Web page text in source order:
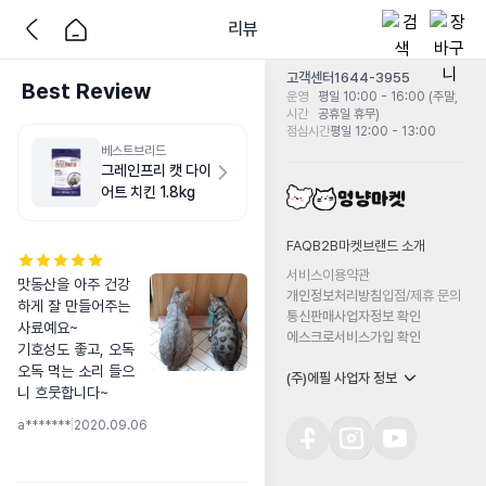
리뷰
Best Review
베스트브리드
그레인프리 캣 다이
어트 치킨 1.8kg
맛동산을 아주 건강
하게 잘 만들어주는
사료예요~
기호성도 좋고, 오독
오독 먹는 소리 들으
니 흐뭇합니다~
a******* 2020.09.06
고객센터1644-3955
운영
시간
평일 10:00 - 16:00 (주말,
공휴일 휴무)
점심시간평일 12:00 - 13:00
FAQB2B마켓 브랜드 소개
서비스이용약관
개인정보처리방침입점/제휴 문의
통신판매사업자정보 확인
에스크로서비스가입 확인
(주)에필 사업자 정보